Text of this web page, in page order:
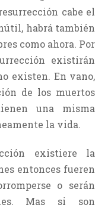
cabe el
habrá también
como ahora. Por
existirán
existen. En vano,
de los muertos
una misma
la vida.
existiere la
entonces fueren
o serán
Mas si son